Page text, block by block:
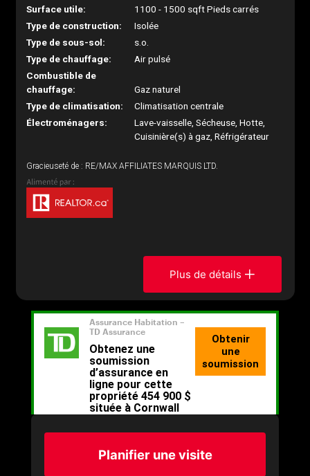
Surface utile:
1100 - 1500 sqft Pieds carrés
Type de construction:
Isolée
Type de sous-sol:
s.o.
Type de chauffage:
Air pulsé
Combustible de
chauffage:
Gaz naturel
Type de climatisation:
Climatisation centrale
Électroménagers:
Lave-vaisselle, Sécheuse, Hotte,
Cuisinière(s) à gaz, Réfrigérateur
Gracieuseté de : RE/MAX AFFILIATES MARQUIS LTD.
Plus de détails
Planifier une visite